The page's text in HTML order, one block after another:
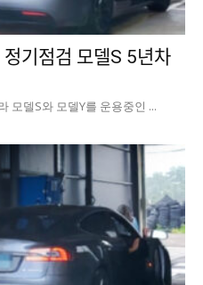
모델S 5년차
모델S와 모델Y를 운용중인 ...